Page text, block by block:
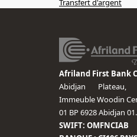
Transfert d'argent
Afriland First Bank
Abidjan Plateau,
Immeuble Woodin
01 BP 6928 Abidjan 01.
SWIFT: OMFNCIAB